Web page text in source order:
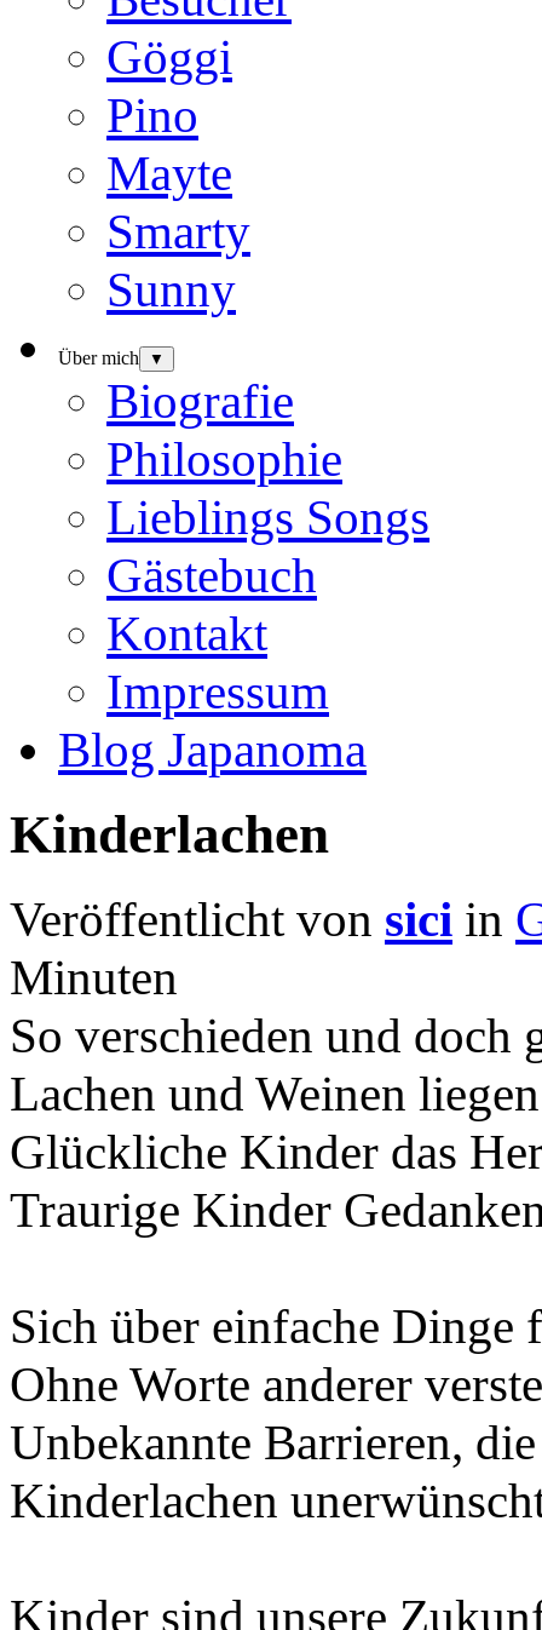
Göggi
Pino
Mayte
Smarty
Sunny
Über mich ▼
Biografie
Philosophie
Lieblings Songs
Gästebuch
Kontakt
Impressum
Blog Japanoma
Kinderlachen
Veröffentlicht von sici in
Minuten
So verschieden und doch
Lachen und Weinen
Glückliche Kinder das
Traurige Kinder
Sich über einfache Dinge
Ohne Worte anderer
Unbekannte Barrieren,
Kinderlachen
Kinder sind unsere